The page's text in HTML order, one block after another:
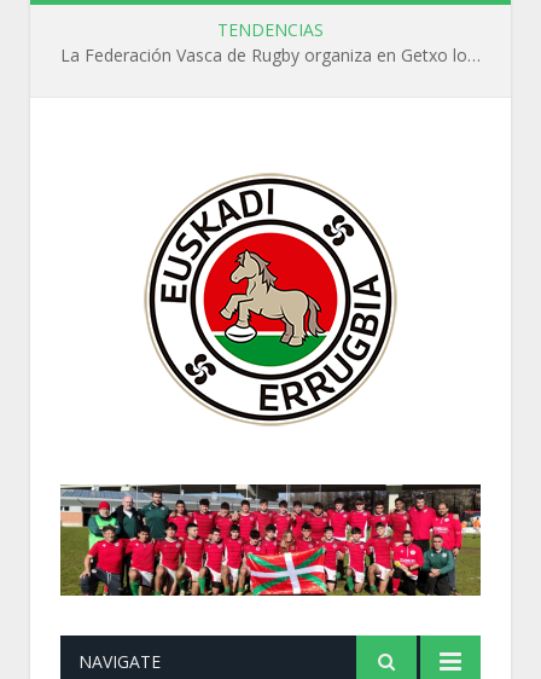
TENDENCIAS
La Federación Vasca de Rugby organiza en Getxo los cursos WR L1, WR L2 y N1 durante el mes de septiembre
NAVIGATE